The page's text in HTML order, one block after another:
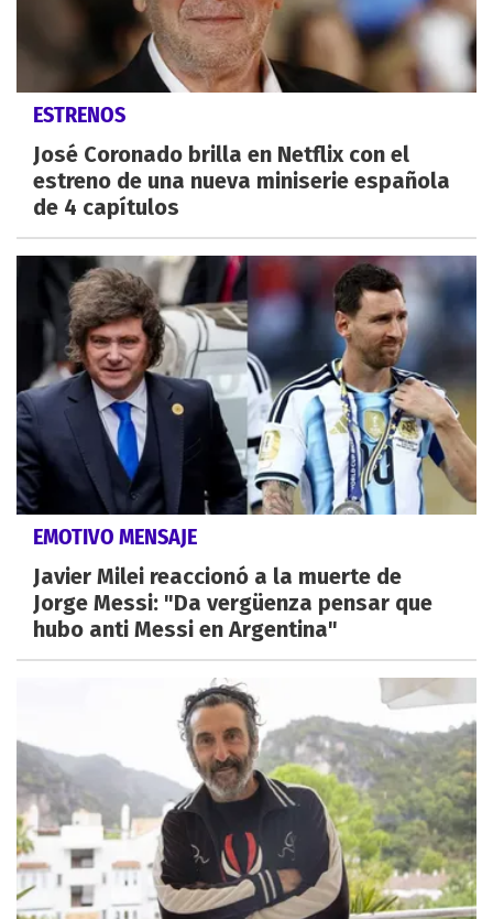
ESTRENOS
José Coronado brilla en Netflix con el
estreno de una nueva miniserie española
de 4 capítulos
EMOTIVO MENSAJE
Javier Milei reaccionó a la muerte de
Jorge Messi: "Da vergüenza pensar que
hubo anti Messi en Argentina"